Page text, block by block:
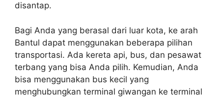
disantap.
Bagi Anda yang berasal dari luar kota, ke arah
Bantul dapat menggunakan beberapa pilihan
transportasi. Ada kereta api, bus, dan pesawat
terbang yang bisa Anda pilih. Kemudian, Anda
bisa menggunakan bus kecil yang
menghubungkan terminal giwangan ke terminal